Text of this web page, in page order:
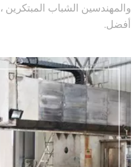
والمهندسين الشباب المبتكرين
أفضل.